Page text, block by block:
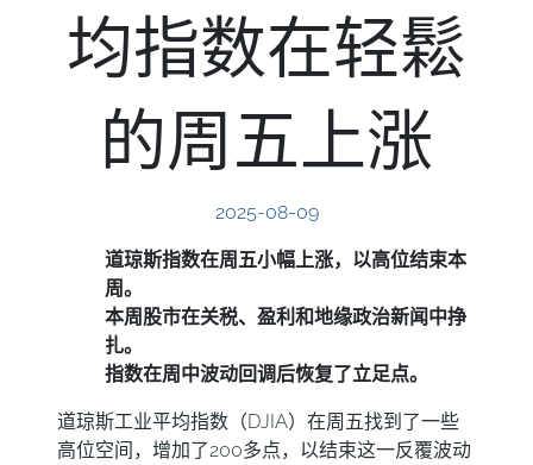
均指数在轻鬆
的周五上涨
2025-08-09
道琼斯指数在周五小幅上涨，以高位结束本
周。
本周股市在关税、盈利和地缘政治新闻中挣
扎。
指数在周中波动回调后恢复了立足点。
道琼斯工业平均指数（DJIA）在周五找到了一些
高位空间，增加了200多点，以结束这一反覆波动